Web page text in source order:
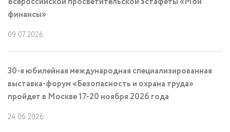
финансы»
09.07.2026
30-я юбилейная международная специализированная
выставка-форум «Безопасность и охрана труда»
пройдет в Москве 17-20 ноября 2026 года
24.06.2026